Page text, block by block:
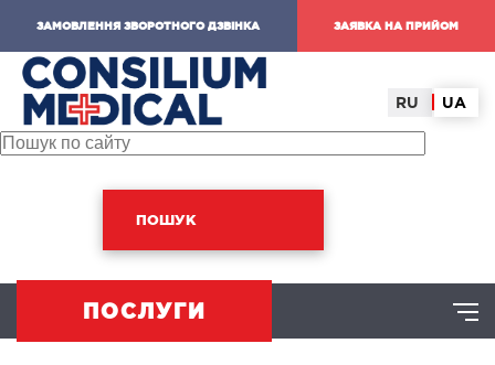
ЗАМОВЛЕННЯ ЗВОРОТНОГО ДЗВІНКА ЗАЯВКА НА ПРИЙОМ
RU UA
ПОШУК
ПОСЛУГИ